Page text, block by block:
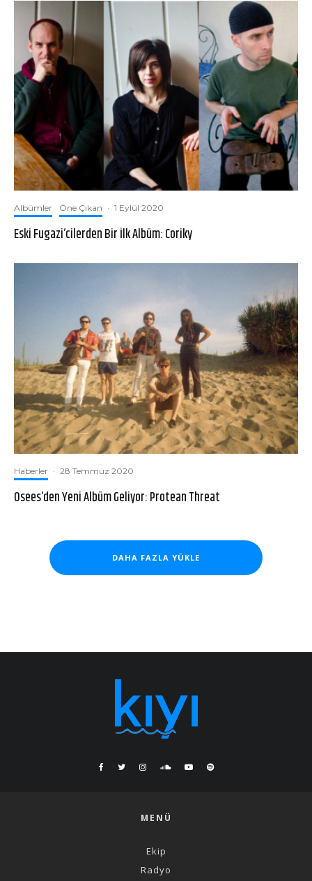
Albümler Öne Çıkan · 1 Eylül 2020
Eski Fugazi’cilerden Bir İlk Albüm: Coriky
Haberler · 28 Temmuz 2020
Osees’den Yeni Albüm Geliyor: Protean Threat
DAHA FAZLA YÜKLE
MENÜ
Ekip
Radyo